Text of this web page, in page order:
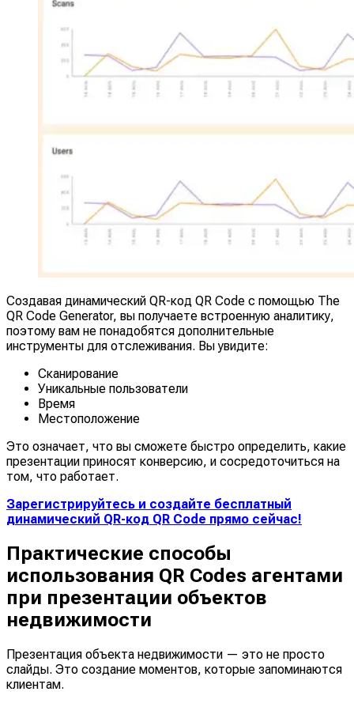
Создавая динамический QR-код QR Code с помощью The
QR Code Generator, вы получаете встроенную аналитику,
поэтому вам не понадобятся дополнительные
инструменты для отслеживания. Вы увидите:
Сканирование
Уникальные пользователи
Время
Местоположение
Это означает, что вы сможете быстро определить, какие
презентации приносят конверсию, и сосредоточиться на
том, что работает.
Зарегистрируйтесь и создайте бесплатный
динамический QR-код QR Code прямо сейчас!
Практические способы
использования QR Codes агентами
при презентации объектов
недвижимости
Презентация объекта недвижимости — это не просто
слайды. Это создание моментов, которые запоминаются
клиентам.